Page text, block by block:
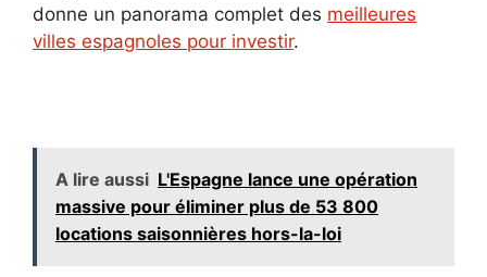
donne un panorama complet des meilleures
villes espagnoles pour investir.
A lire aussi L'Espagne lance une opération
massive pour éliminer plus de 53 800
locations saisonnières hors-la-loi